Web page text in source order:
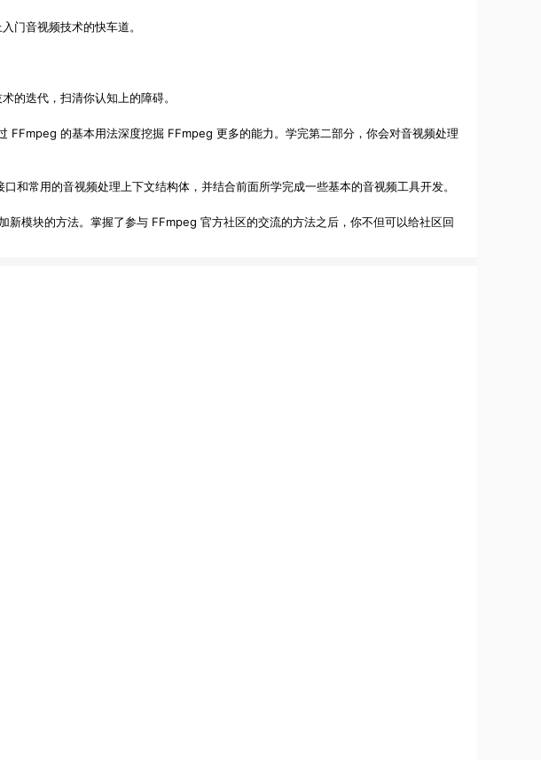
门音视频技术的快车道。
的迭代，扫清你认知上的障碍。
的基本用法深度挖掘 FFmpeg 更多的能力。学完第二部分，你会对音视频处理
常用的音视频处理上下文结构体，并结合前面所学完成一些基本的音视频工具开发。
模块的方法。掌握了参与 FFmpeg 官方社区的交流的方法之后，你不但可以给社区回